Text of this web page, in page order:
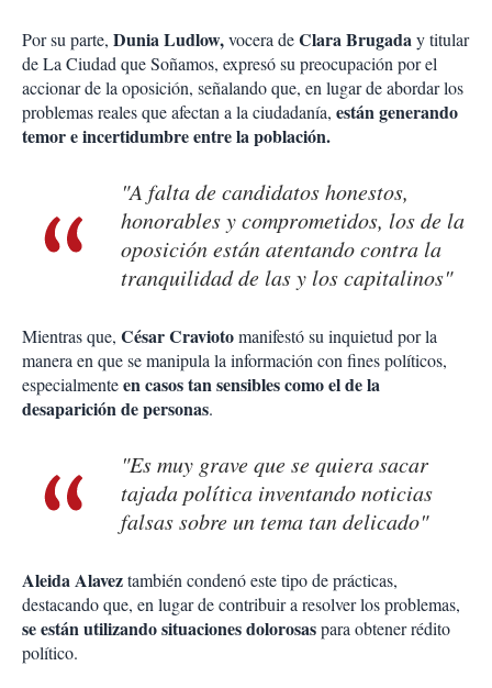
Por su parte, Dunia Ludlow,vocera deClara Brugaday titular
de La Ciudad que Soñamos, expresó su preocupación por el
accionar de la oposición, señalando que, en lugar de abordar los
problemas reales que afectan a la ciudadanía, están generando
temor e incertidumbre entre la población.
"A falta de candidatos honestos,
honorables y comprometidos, los de la
oposición están atentando contra la
tranquilidad de las y los capitalinos"
Mientras que, César Craviotomanifestó su inquietud por la
manera en que se manipula la información con fines políticos,
especialmenteen casos tan sensibles como el de la
desaparición de personas.
"Es muy grave que se quiera sacar
tajada política inventando noticias
falsas sobre un tema tan delicado"
Aleida Alaveztambién condenó este tipo de prácticas,
destacando que, en lugar de contribuir a resolver los problemas,
se están utilizando situaciones dolorosaspara obtener rédito
político.